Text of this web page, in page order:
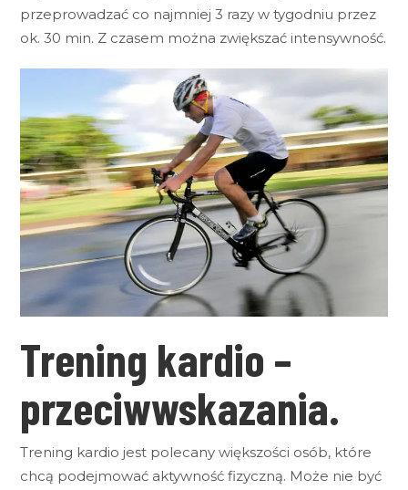
przeprowadzać co najmniej 3 razy w tygodniu przez
ok. 30 min. Z czasem można zwiększać intensywność.
Trening kardio –
przeciwwskazania.
Trening kardio jest polecany większości osób, które
chcą podejmować aktywność fizyczną. Może nie być